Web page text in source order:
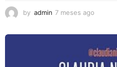
by admin 7 meses ago
e
s